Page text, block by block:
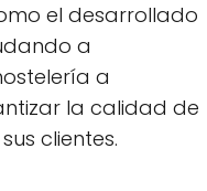
el desarrollado
a
a
la calidad de
clientes.